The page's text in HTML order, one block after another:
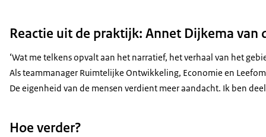
Reactie uit de praktijk: Annet Dijkema
‘Wat me telkens opvalt aan het narratief, het verhaal van het
Als teammanager Ruimtelijke Ontwikkeling, Economie en
De eigenheid van de mensen verdient meer aandacht. Ik ben
Hoe verder?